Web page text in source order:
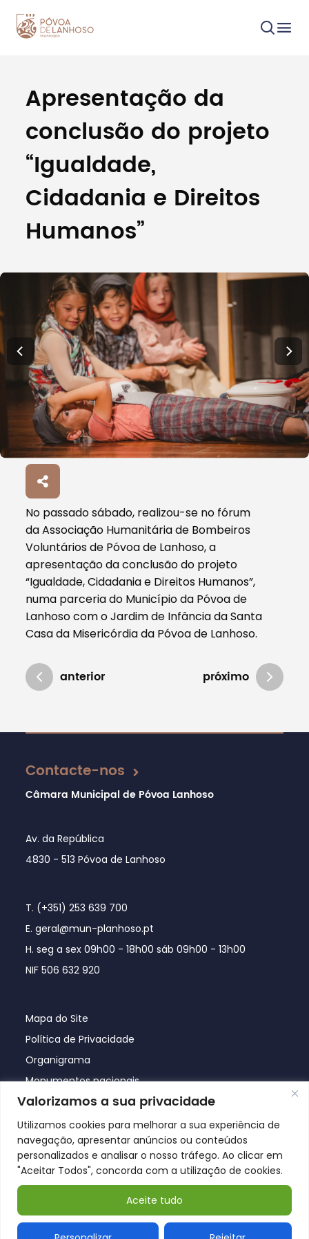
Valorizamos a sua privacidade
Utilizamos cookies para melhorar a sua experiência de
navegação, apresentar anúncios ou conteúdos
personalizados e analisar o nosso tráfego. Ao clicar em
"Aceitar Todos", concorda com a utilização de cookies.
Aceite tudo
Procurar
Tipo de conteúdo
Filtros
Apresentação da
conclusão do projeto
“Igualdade,
Cidadania e Direitos
Humanos”
No passado sábado, realizou-se no fórum
da Associação Humanitária de Bombeiros
Voluntários de Póvoa de Lanhoso, a
apresentação da conclusão do projeto
“Igualdade, Cidadania e Direitos Humanos”,
numa parceria do Município da Póvoa de
Lanhoso com o Jardim de Infância da Santa
Casa da Misericórdia da Póvoa de Lanhoso.
anterior próximo
Atualizado em 12/06/2019
Contacte-nos
Câmara Municipal de Póvoa Lanhoso
Av. da República
4830 - 513 Póvoa de Lanhoso
T. (+351) 253 639 700
E. geral@mun-planhoso.pt
H. seg a sex 09h00 - 18h00 sáb 09h00 - 13h00
NIF 506 632 920
Mapa do Site
Política de Privacidade
Organigrama
Monumentos nacionais
© Póvoa de Lanhoso 2026